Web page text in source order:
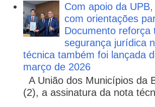
Com apoio da
com orientações
Documento reforça
segurança jurídica
técnica também foi lançada
março de 2026
A União dos Municípios da
(2), a assinatura da nota